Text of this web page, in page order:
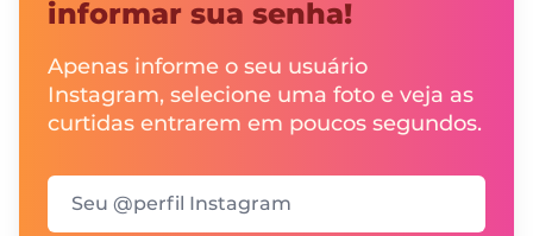
informar sua senha!
Apenas informe o seu usuário
Instagram, selecione uma foto e veja as
curtidas entrarem em poucos segundos.
Seu @perfil Instagram